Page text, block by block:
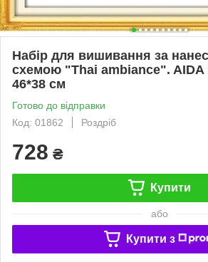
Набір для вишивання за
схемою "Thai ambiance". AIDA
46*38 см
Готово до відправки
Код: 01862
Роздріб
728 ₴
Купити
або
Купити з